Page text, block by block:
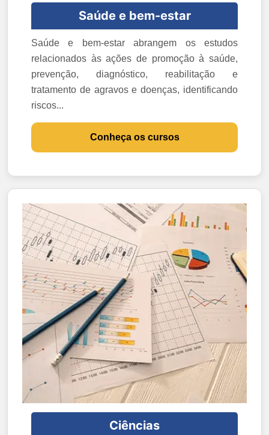
Saúde e bem-estar
Saúde e bem-estar abrangem os estudos
relacionados às ações de promoção à saúde,
prevenção, diagnóstico, reabilitação e
tratamento de agravos e doenças, identificando
riscos...
Conheça os cursos
Ciências